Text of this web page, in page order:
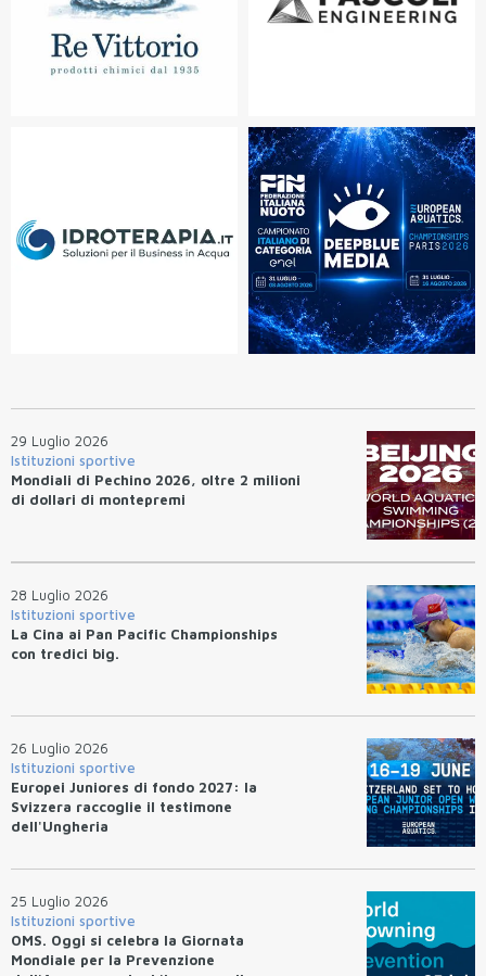
29 Luglio 2026
Istituzioni sportive
Mondiali di Pechino 2026, oltre 2 milioni
di dollari di montepremi
28 Luglio 2026
Istituzioni sportive
La Cina ai Pan Pacific Championships
con tredici big.
26 Luglio 2026
Istituzioni sportive
Europei Juniores di fondo 2027: la
Svizzera raccoglie il testimone
dell'Ungheria
25 Luglio 2026
Istituzioni sportive
OMS. Oggi si celebra la Giornata
Mondiale per la Prevenzione